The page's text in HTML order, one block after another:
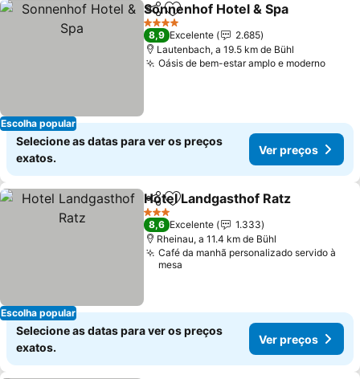
Escolha popular
PartilharAdicionar aos favoritos
Sonnenhof Hotel & Spa
4 Estrelas
8,9 Excelente
2.685
Lautenbach, a 19.5 km de Bühl
Oásis de bem-estar amplo e moderno
Selecione as datas para ver os preços
exatos.
Ver preços
Escolha popular
PartilharAdicionar aos favoritos
Hotel Landgasthof Ratz
3 Estrelas
8,6 Excelente
1.333
Rheinau, a 11.4 km de Bühl
Café da manhã personalizado servido à
mesa
Selecione as datas para ver os preços
exatos.
Ver preços